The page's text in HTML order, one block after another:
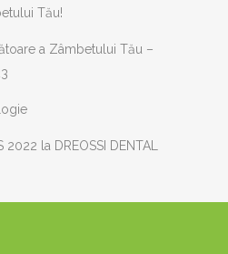
Tău!
a Zâmbetului Tău –
la DREOSSI DENTAL